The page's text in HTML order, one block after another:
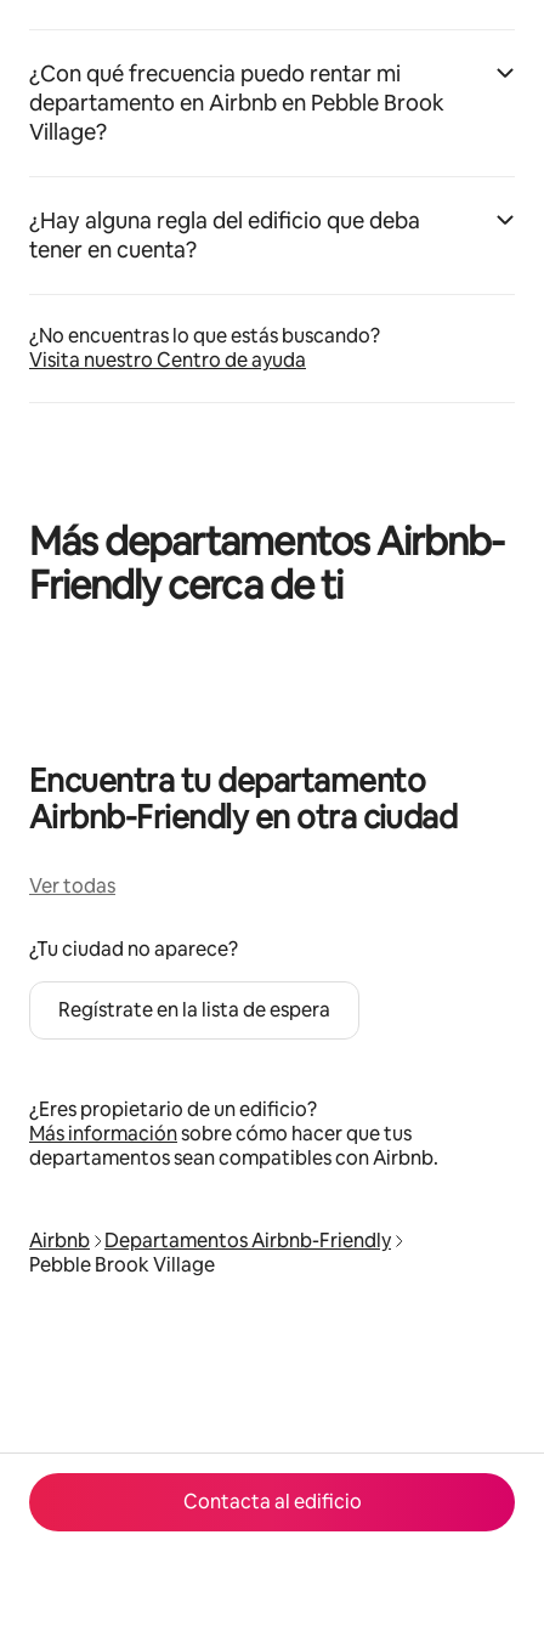
Contacta al edificio
¿Con qué frecuencia puedo rentar mi
departamento en Airbnb en Pebble Brook
Village?
¿Hay alguna regla del edificio que deba
tener en cuenta?
¿No encuentras lo que estás buscando?
Visita nuestro Centro de ayuda
Más departamentos Airbnb-
Friendly cerca de ti
Encuentra tu departamento
Airbnb-Friendly en otra ciudad
Ver todas
¿Tu ciudad no aparece?
Regístrate en la lista de espera
¿Eres propietario de un edificio?
Más informaciónsobre cómo hacer que tus
departamentos sean compatibles con Airbnb.
Airbnb
Departamentos Airbnb-Friendly
Pebble Brook Village